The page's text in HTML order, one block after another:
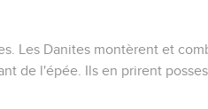
Les Danites montèrent et
de l'épée. Ils en prirent